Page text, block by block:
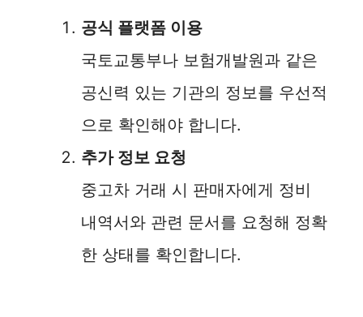
공식 플랫폼 이용
국토교통부나 보험개발원과 같은
공신력 있는 기관의 정보를 우선적
으로 확인해야 합니다.
추가 정보 요청
중고차 거래 시 판매자에게 정비
내역서와 관련 문서를 요청해 정확
한 상태를 확인합니다.